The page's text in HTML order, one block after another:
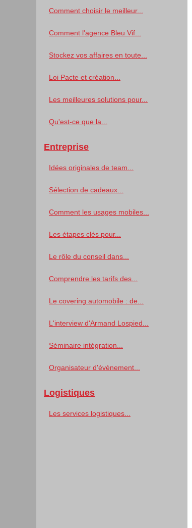
Comment choisir le meilleur...
Comment l'agence Bleu Vif...
Stockez vos affaires en toute...
Loi Pacte et création...
Les meilleures solutions pour...
Qu'est-ce que la...
Entreprise
Idées originales de team...
Sélection de cadeaux...
Comment les usages mobiles...
Les étapes clés pour...
Le rôle du conseil dans...
Comprendre les tarifs des...
Le covering automobile : de...
L'interview d'Armand Lospied...
Séminaire intégration...
Organisateur d'évènement...
Logistiques
Les services logistiques...